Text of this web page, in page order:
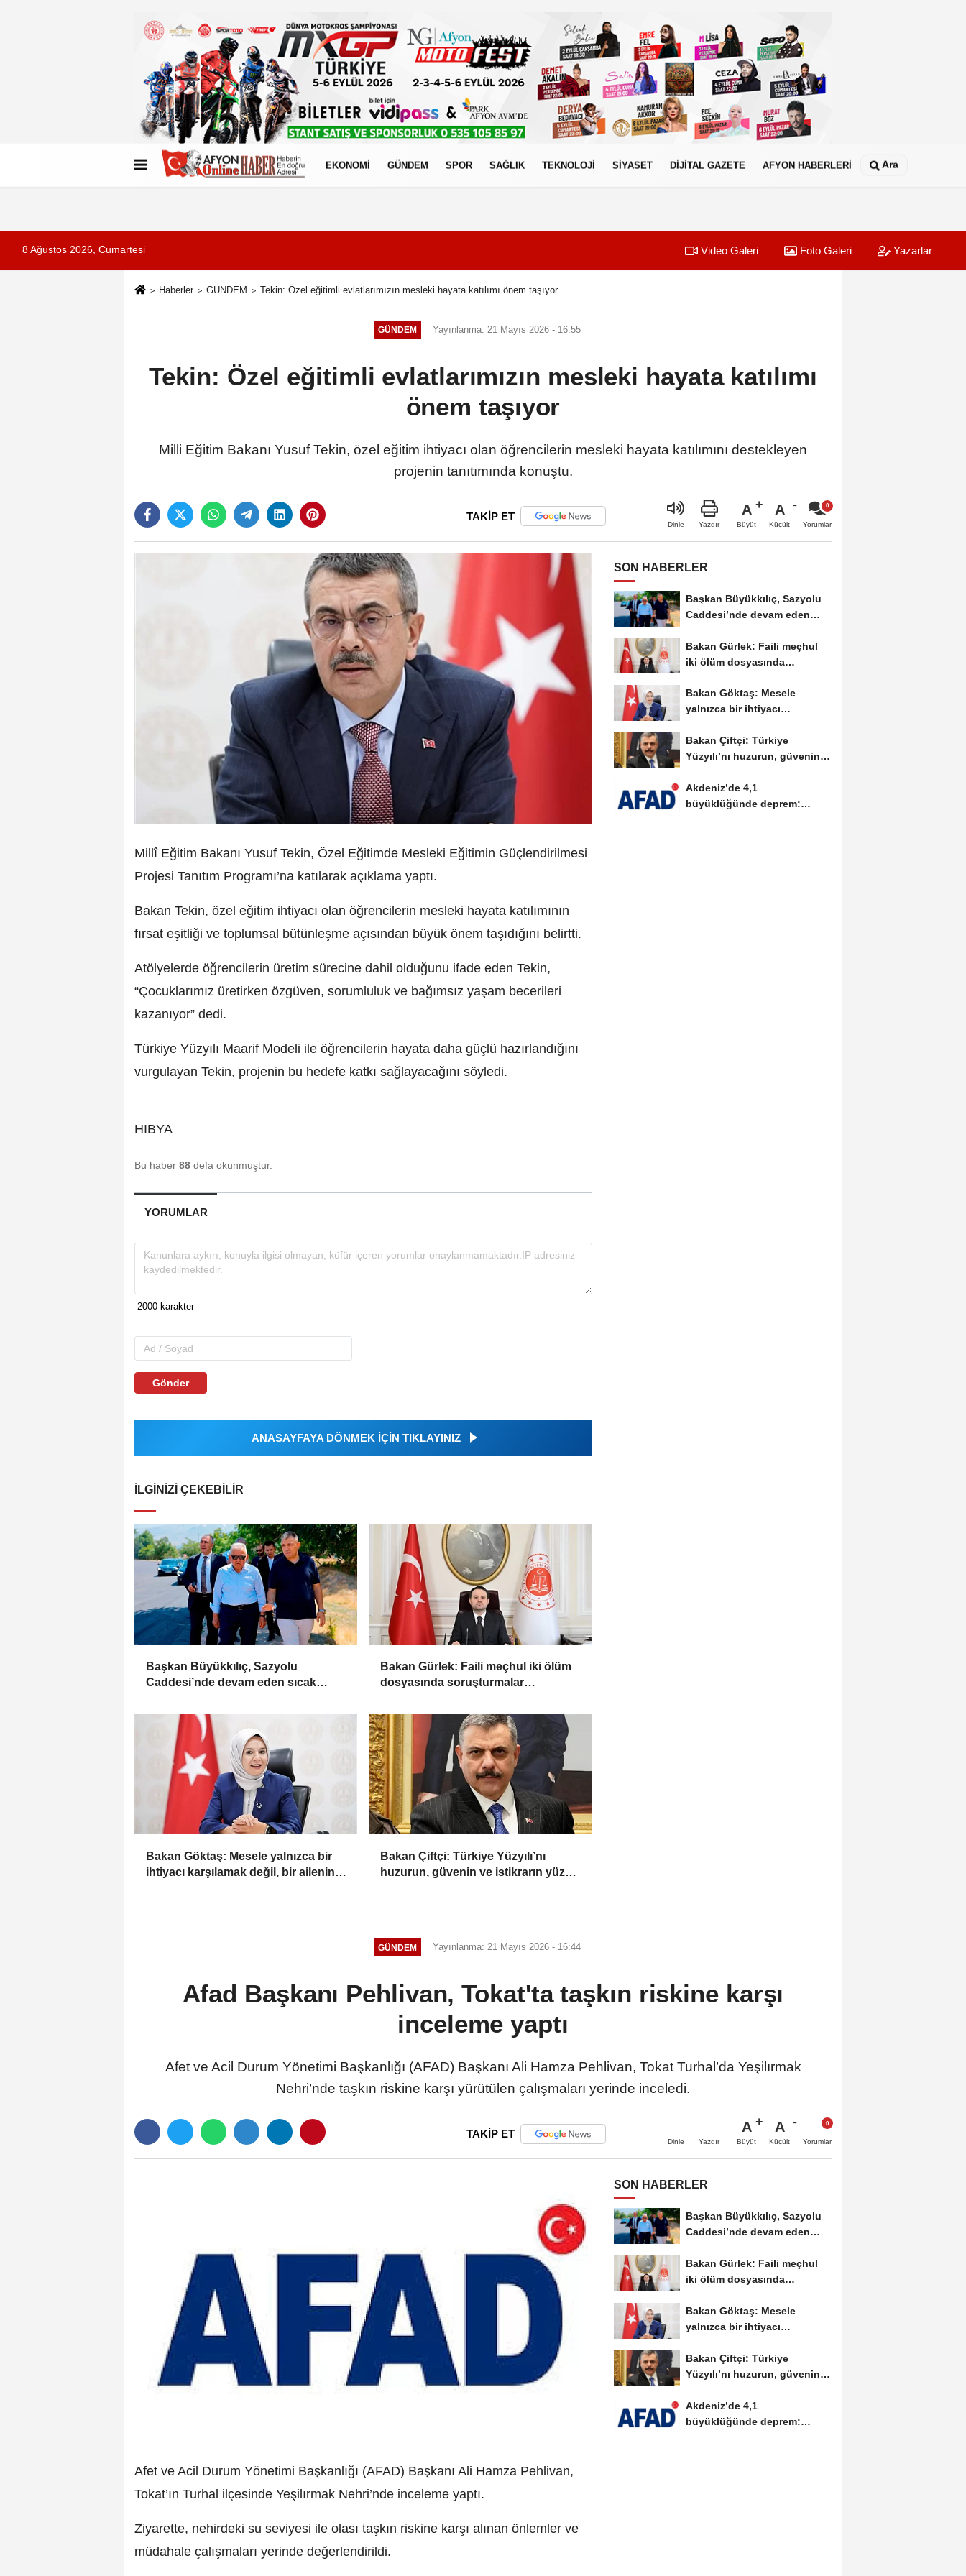
Künye İletişim Çerez Politikası
EKONOMİ GÜNDEM SPOR SAĞLIK TEKNOLOJİ SİYASET DİJİTAL GAZETE AFYON HABERLERİ Ara
8 Ağustos 2026, Cumartesi Video Galeri Foto Galeri Yazarlar
Haberler GÜNDEM Tekin: Özel eğitimli evlatlarımızın mesleki hayata katılımı önem taşıyor
GÜNDEM Yayınlanma: 21 Mayıs 2026 - 16:55
Tekin: Özel eğitimli evlatlarımızın mesleki hayata katılımı
önem taşıyor
Milli Eğitim Bakanı Yusuf Tekin, özel eğitim ihtiyacı olan öğrencilerin mesleki hayata katılımını destekleyen
projenin tanıtımında konuştu.
TAKİP ET
Dinle Yazdır
A
Büyüt
A
Küçült Yorumlar
Millî Eğitim Bakanı Yusuf Tekin, Özel Eğitimde Mesleki Eğitimin Güçlendirilmesi
Projesi Tanıtım Programı’na katılarak açıklama yaptı.
Bakan Tekin, özel eğitim ihtiyacı olan öğrencilerin mesleki hayata katılımının
fırsat eşitliği ve toplumsal bütünleşme açısından büyük önem taşıdığını belirtti.
Atölyelerde öğrencilerin üretim sürecine dahil olduğunu ifade eden Tekin,
“Çocuklarımız üretirken özgüven, sorumluluk ve bağımsız yaşam becerileri
kazanıyor” dedi.
Türkiye Yüzyılı Maarif Modeli ile öğrencilerin hayata daha güçlü hazırlandığını
vurgulayan Tekin, projenin bu hedefe katkı sağlayacağını söyledi.
HIBYA
Bu haber 88 defa okunmuştur.
YORUMLAR
Gönder
ANASAYFAYA DÖNMEK İÇİN TIKLAYINIZ
İLGINIZI ÇEKEBILIR
Başkan Büyükkılıç, Sazyolu
Caddesi’nde devam eden sıcak
Bakan Gürlek: Faili meçhul iki ölüm
dosyasında soruşturmalar
Bakan Göktaş: Mesele yalnızca bir
ihtiyacı karşılamak değil, bir ailenin
Bakan Çiftçi: Türkiye Yüzyılı’nı
huzurun, güvenin ve istikrarın yüzyılı
SON HABERLER
Başkan Büyükkılıç, Sazyolu
Caddesi’nde devam eden
Bakan Gürlek: Faili meçhul
iki ölüm dosyasında
Bakan Göktaş: Mesele
yalnızca bir ihtiyacı
Bakan Çiftçi: Türkiye
Yüzyılı’nı huzurun, güvenin
Akdeniz’de 4,1
büyüklüğünde deprem:
GÜNDEM Yayınlanma: 21 Mayıs 2026 - 16:44
Afad Başkanı Pehlivan, Tokat'ta taşkın riskine karşı
inceleme yaptı
Afet ve Acil Durum Yönetimi Başkanlığı (AFAD) Başkanı Ali Hamza Pehlivan, Tokat Turhal’da Yeşilırmak
Nehri’nde taşkın riskine karşı yürütülen çalışmaları yerinde inceledi.
TAKİP ET
Dinle Yazdır
A
Büyüt
A
Küçült Yorumlar
Afet ve Acil Durum Yönetimi Başkanlığı (AFAD) Başkanı Ali Hamza Pehlivan,
Tokat’ın Turhal ilçesinde Yeşilırmak Nehri’nde inceleme yaptı.
Ziyarette, nehirdeki su seviyesi ile olası taşkın riskine karşı alınan önlemler ve
müdahale çalışmaları yerinde değerlendirildi.
SON HABERLER
Başkan Büyükkılıç, Sazyolu
Caddesi’nde devam eden
Bakan Gürlek: Faili meçhul
iki ölüm dosyasında
Bakan Göktaş: Mesele
yalnızca bir ihtiyacı
Bakan Çiftçi: Türkiye
Yüzyılı’nı huzurun, güvenin
Akdeniz’de 4,1
büyüklüğünde deprem: